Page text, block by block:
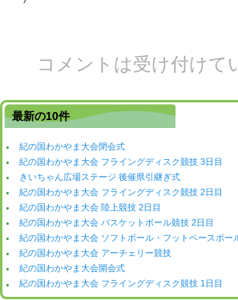
コメントは受け付けて
最新の10件
紀の国わかやま大会閉会式
紀の国わかやま大会 フライングディスク競技 3日目
きいちゃん広場ステージ 後催県引継ぎ式
紀の国わかやま大会 フライングディスク競技 2日目
紀の国わかやま大会 陸上競技 2日目
紀の国わかやま大会 バスケットボール競技 2日目
紀の国わかやま大会 ソフトボール・フットベースボー
紀の国わかやま大会 アーチェリー競技
紀の国わかやま大会開会式
紀の国わかやま大会 フライングディスク競技 1日目